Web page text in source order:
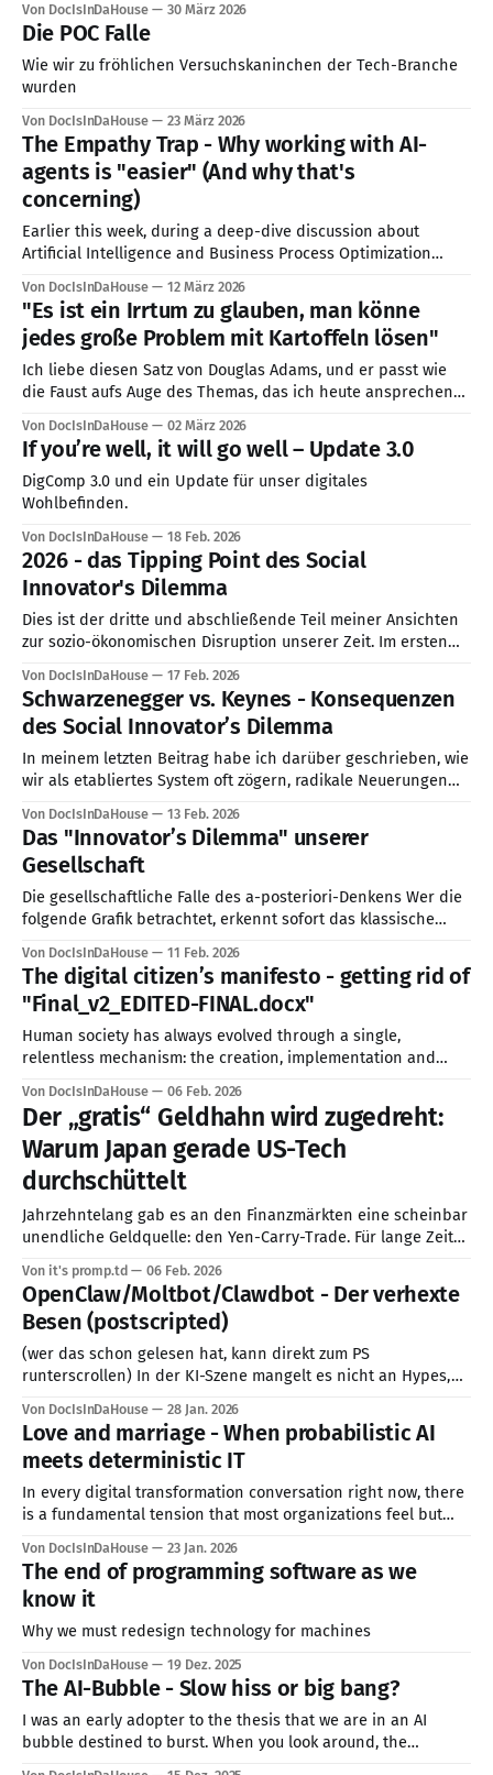
strategischen Entscheidungen, mühsam gelernten Lektionen
und Prozessen, die durch Versuch, Versagen und Erfolg
gehärtet wurden. Dieses über Jahrzehnte akkumulierte
„institutionelle Wissen“ ist das wertvollste Asset jeder
Von DocIsInDaHouse 30 März 2026
Die POC Falle
Wie wir zu fröhlichen Versuchskaninchen der Tech-Branche
wurden
Von DocIsInDaHouse 23 März 2026
The Empathy Trap - Why working with AI-
agents is "easier" (And why that's
concerning)
Earlier this week, during a deep-dive discussion about
Artificial Intelligence and Business Process Optimization
conversation, I impulsively blurted out a sentence that
immediately shocked me: "It's easier for me to work with AI
Agents,
Von DocIsInDaHouse 12 März 2026
"Es ist ein Irrtum zu glauben, man könne
jedes große Problem mit Kartoffeln lösen"
Ich liebe diesen Satz von Douglas Adams, und er passt wie
die Faust aufs Auge des Themas, das ich heute ansprechen
Datacenter. Die 750-Milliarden-Kartoffel-Kanone Lassen Sie
uns erstmal das große Problem umreißen: Diese "Big Five"
Von DocIsInDaHouse 02 März 2026
If you’re well, it will go well – Update 3.0
DigComp 3.0 und ein Update für unser digitales
Wohlbefinden.
Von DocIsInDaHouse 18 Feb. 2026
2026 - das Tipping Point des Social
Innovator's Dilemma
Dies ist der dritte und abschließende Teil meiner Ansichten
zur sozio-ökonomischen Disruption unserer Zeit. Im ersten
unsere kollektive Lähmung, funktionierende Systeme zu
reformieren. Im zweiten Teil, „Schwarzenegger vs. Keynes“,
analysierten wir, warum traditionelle ökonomische
Reparaturversuche gegen die technologische Realität
verlieren.
Von DocIsInDaHouse 17 Feb. 2026
Schwarzenegger vs. Keynes - Konsequenzen
des Social Innovator’s Dilemma
In meinem letzten Beitrag habe ich darüber geschrieben, wie
wir als etabliertes System oft zögern, radikale Neuerungen
lassen sich Entwicklungen beobachten, bei denen KI-
Agenten - ähnlich wie im Märchen vom verhexten Besen -
Wege finden, sich unserer direkten Einflussnahme zu
entziehen. Heute
Von DocIsInDaHouse 13 Feb. 2026
Das "Innovator’s Dilemma" unserer
Gesellschaft
Die gesellschaftliche Falle des a-posteriori-Denkens Wer die
folgende Grafik betrachtet, erkennt sofort das klassische
„Disruptiven Innovation“ beschrieb. Er zeigte eindrucksvoll,
warum selbst die damals erfolgreichsten Unternehmen der
Welt - von Kodak bis Nokia - vom Markt verschwanden,
obwohl sie scheinbar alles richtig
Von DocIsInDaHouse 11 Feb. 2026
The digital citizen’s manifesto - getting rid of
"Final_v2_EDITED-FINAL.docx"
Human society has always evolved through a single,
relentless mechanism: the creation, implementation and
the internet, our collective progress is measured by how
effectively we pass ideas to one another and build upon
them. Knowledge is power (Peter Drucker
Von DocIsInDaHouse 06 Feb. 2026
Der „gratis“ Geldhahn wird zugedreht:
Warum Japan gerade US-Tech
durchschüttelt
Jahrzehntelang gab es an den Finanzmärkten eine scheinbar
unendliche Geldquelle: den Yen-Carry-Trade. Für lange Zeit
globaler Finanzierungsstrategien – und ein stiller Turbo für
den US-Tech & Cryptocoin-Sektor. Doch dieser Hahn wird
jetzt abgedreht. Nach Jahren der Nullzinsen normalisiert
Japan
Von it's promp.td 06 Feb. 2026
OpenClaw/Moltbot/Clawdbot - Der verhexte
Besen (postscripted)
(wer das schon gelesen hat, kann direkt zum PS
runterscrollen) In der KI-Szene mangelt es nicht an Hypes,
Openclaw) ist derzeit der lauteste. Und dieser Hype ist, das
ist nicht immer der Fall, wirklich begründet. Wer sich dieses
Proof of Concept
Von DocIsInDaHouse 28 Jan. 2026
Love and marriage - When probabilistic AI
meets deterministic IT
In every digital transformation conversation right now, there
is a fundamental tension that most organizations feel but
deterministic legacy. This is the bedrock of enterprise IT. It is
built on a simple, comforting promise: Same input, same
output. Every single time.
Von DocIsInDaHouse 23 Jan. 2026
The end of programming software as we
know it
Why we must redesign technology for machines
Von DocIsInDaHouse 19 Dez. 2025
The AI-Bubble - Slow hiss or big bang?
I was an early adopter to the thesis that we are in an AI
bubble destined to burst. When you look around, the